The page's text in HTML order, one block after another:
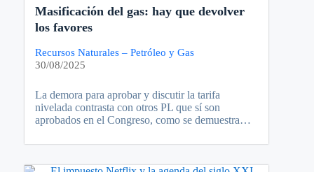
Masificación del gas: hay que devolver
los favores
Recursos Naturales – Petróleo y Gas
30/08/2025
La demora para aprobar y discutir la tarifa
nivelada contrasta con otros PL que sí son
aprobados en el Congreso, como se demuestra…